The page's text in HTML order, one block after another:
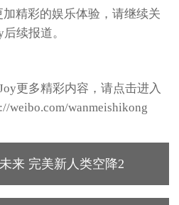
精彩的娱乐体验，请继续关
续报道。
更多精彩内容，请点击进入
weibo.com/wanmeishikong
来 完美新人类空降2